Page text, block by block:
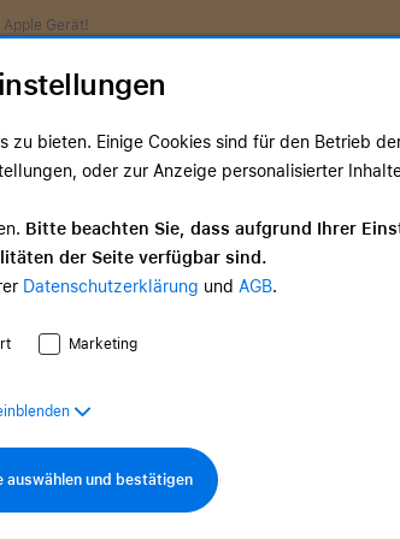
Gerät!
Services Angebote
Beats
bieten. Einige Cookies sind für den Betrieb
oder zur Anzeige personalisierter
Bitte beachten Sie, dass aufgrund Ihrer
der Seite verfügbar sind.
Datenschutzerklärung und AGB.
Marketing
auswählen und bestätigen